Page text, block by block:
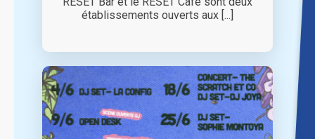
établissements ouverts aux [...]